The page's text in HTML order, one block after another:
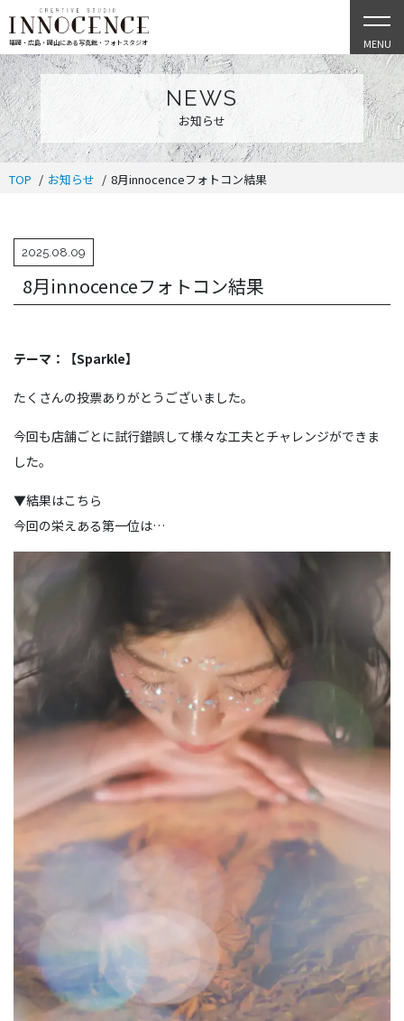
福岡・広島・岡山にある写真館・フォトスタジオ MENU
NEWS
お知らせ
TOP お知らせ 8月innocenceフォトコン結果
2025.08.09
8月innocenceフォトコン結果
テーマ：【Sparkle】
たくさんの投票ありがとうございました。
今回も店舗ごとに試行錯誤して様々な工夫とチャレンジができま
した。
▼結果はこちら
今回の栄えある第一位は…